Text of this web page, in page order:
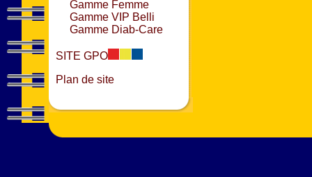
Gamme Femme
Gamme VIP Belli
Gamme Diab-Care
SITE GPO
Plan de site